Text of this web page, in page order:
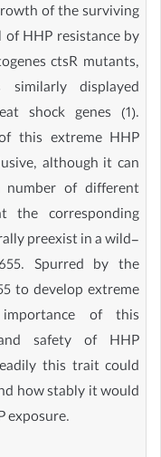
of the surviving
HHP resistance by
ctsR mutants,
displayed
shock genes (1).
this extreme HHP
although it can
of different
the corresponding
preexist in a wild-
Spurred by the
to develop extreme
of this
safety of HHP
this trait could
how stably it would
exposure.